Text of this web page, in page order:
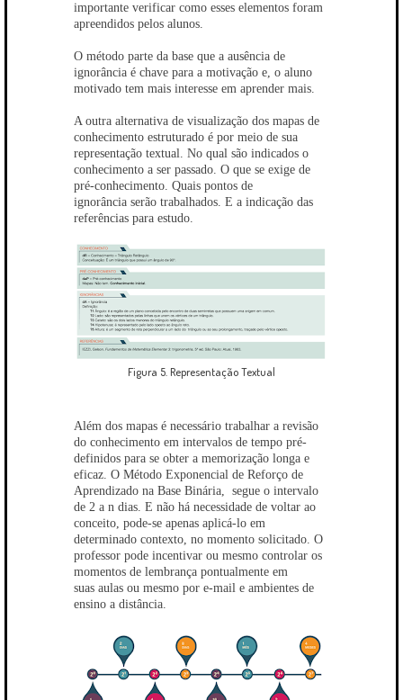
importante verificar como esses elementos foram
apreendidos pelos alunos.
O método parte da base que a ausência de
ignorância é chave para a motivação e, o aluno
motivado tem mais interesse em aprender mais.
A outra alternativa de visualização dos mapas de
conhecimento estruturado é por meio de sua
representação textual. No qual são indicados o
conhecimento a ser passado. O que se exige de
pré-conhecimento. Quais pontos de
ignorância serão trabalhados. E a indicação das
referências para estudo.
Figura 5. Representação Textual
Além dos mapas é necessário trabalhar a revisão
do conhecimento em intervalos de tempo pré-
definidos para se obter a memorização longa e
eficaz. O Método Exponencial de Reforço de
Aprendizado na Base Binária, segue o intervalo
de 2 a n dias. E não há necessidade de voltar ao
conceito, pode-se apenas aplicá-lo em
determinado contexto, no momento solicitado. O
professor pode incentivar ou mesmo controlar os
momentos de lembrança pontualmente em
suas aulas ou mesmo por e-mail e ambientes de
ensino a distância.